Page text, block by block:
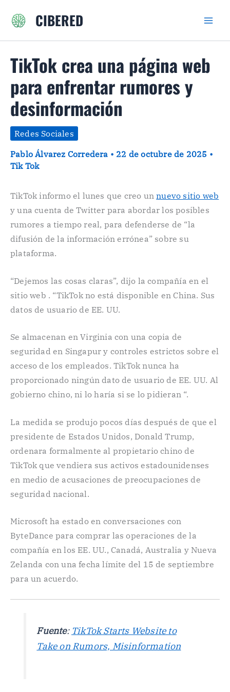
CIBERED
TikTok crea una página web
para enfrentar rumores y
desinformación
Redes Sociales
Pablo Álvarez Corredera • 22 de octubre de 2025 •
Tik Tok
TikTok informo el lunes que creo unnuevo sitio web
y una cuenta de Twitter para abordar los posibles
rumores a tiempo real, para defenderse de “la
difusión de la información errónea” sobre su
plataforma.
“Dejemos las cosas claras”, dijo la compañía en el
sitio web . “TikTok no está disponible en China. Sus
datos de usuario de EE. UU.
Se almacenan en Virginia con una copia de
seguridad en Singapur y controles estrictos sobre el
acceso de los empleados. TikTok nunca ha
proporcionado ningún dato de usuario de EE. UU. Al
gobierno chino, ni lo haría si se lo pidieran “.
La medida se produjo pocos días después de que el
presidente de Estados Unidos, Donald Trump,
ordenara formalmente al propietario chino de
TikTok que vendiera sus activos estadounidenses
en medio de acusaciones de preocupaciones de
seguridad nacional.
Microsoft ha estado en conversaciones con
ByteDance para comprar las operaciones de la
compañía en los EE. UU., Canadá, Australia y Nueva
Zelanda con una fecha límite del 15 de septiembre
para un acuerdo.
Fuente: TikTok Starts Website to
Take on Rumors, Misinformation